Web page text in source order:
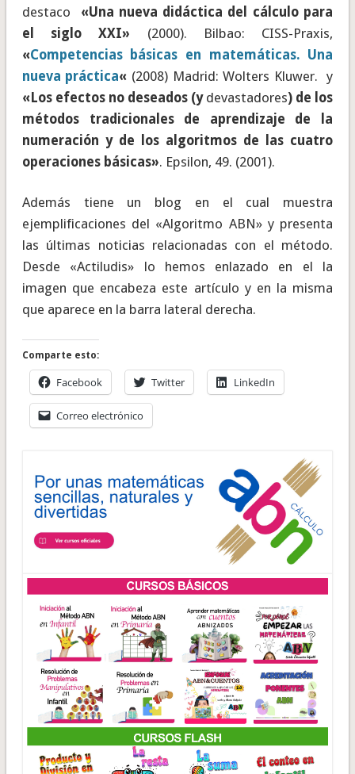
destaco «Una nueva didáctica del cálculo para
el siglo XXI» (2000). Bilbao: CISS-Praxis,
«Competencias básicas en matemáticas. Una
nueva práctica« (2008) Madrid: Wolters Kluwer. y
«Los efectos no deseados (y devastadores) de los
métodos tradicionales de aprendizaje de la
numeración y de los algoritmos de las cuatro
operaciones básicas». Epsilon, 49. (2001).
Además tiene un blog en el cual muestra
ejemplificaciones del «Algoritmo ABN» y presenta
las últimas noticias relacionadas con el método.
Desde «Actiludis» lo hemos enlazado en el la
imagen que encabeza este artículo y en la misma
que aparece en la barra lateral derecha.
Comparte esto:
Facebook Twitter LinkedIn
Correo electrónico